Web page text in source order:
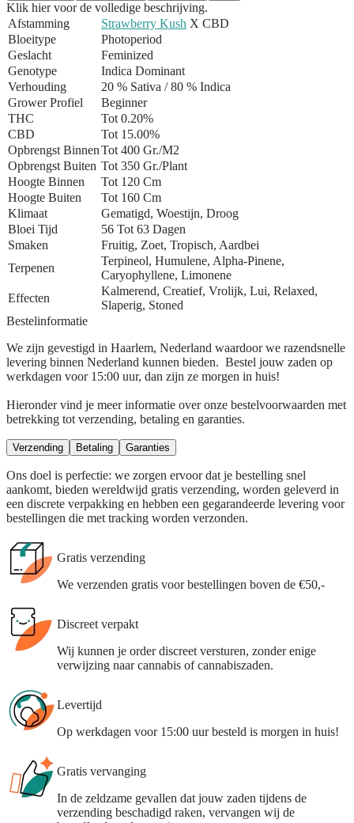
Klik hier voor de volledige beschrijving.
Afstamming
Strawberry Kush X CBD
Bloeitype
Photoperiod
Geslacht
Feminized
Genotype
Indica Dominant
Verhouding
20 % Sativa / 80 % Indica
Grower Profiel
Beginner
THC
Tot 0.20%
CBD
Tot 15.00%
Opbrengst BinnenTot 400 Gr./m2
Opbrengst Buiten Tot 350 Gr./plant
Hoogte Binnen
Tot 120 Cm
Hoogte Buiten
Tot 160 Cm
Klimaat
Gematigd, Woestijn, Droog
Bloei Tijd
56 Tot 63 Dagen
Smaken
Fruitig, Zoet, Tropisch, Aardbei
Terpenen
Terpineol, Humulene, Alpha-Pinene,
Caryophyllene, Limonene
Effecten
Kalmerend, Creatief, Vrolijk, Lui, Relaxed,
Slaperig, Stoned
Bestelinformatie
We zijn gevestigd in Haarlem, Nederland waardoor we razendsnelle
levering binnen Nederland kunnen bieden. Bestel jouw zaden op
werkdagen voor 15:00 uur, dan zijn ze morgen in huis!
Hieronder vind je meer informatie over onze bestelvoorwaarden met
betrekking tot verzending, betaling en garanties.
Verzending Betaling Garanties
Ons doel is perfectie: we zorgen ervoor dat je bestelling snel
aankomt, bieden wereldwijd gratis verzending, worden geleverd in
een discrete verpakking en hebben een gegarandeerde levering voor
bestellingen die met tracking worden verzonden.
Gratis verzending
We verzenden gratis voor bestellingen boven de €50,-
Discreet verpakt
Wij kunnen je order discreet versturen, zonder enige
verwijzing naar cannabis of cannabiszaden.
Levertijd
Op werkdagen voor 15:00 uur besteld is morgen in huis!
Gratis vervanging
In de zeldzame gevallen dat jouw zaden tijdens de
verzending beschadigd raken, vervangen wij de